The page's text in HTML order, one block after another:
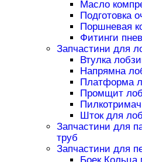
Масло
Подготовка
Поршневая
Фитинги
Запчастини для
Втулка
Напрямна
Платформа
Промщит
Шток для
Запчастини для
труб
Запчастини для